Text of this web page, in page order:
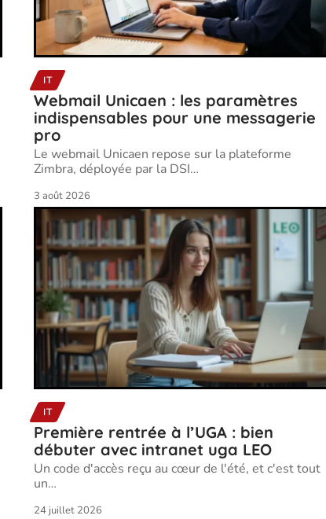
IT
Webmail Unicaen : les paramètres
indispensables pour une messagerie
pro
Le webmail Unicaen repose sur la plateforme
Zimbra, déployée par la DSI…
3 août 2026
IT
Première rentrée à l’UGA : bien
débuter avec intranet uga LEO
Un code d'accès reçu au cœur de l'été, et c'est tout
un…
24 juillet 2026